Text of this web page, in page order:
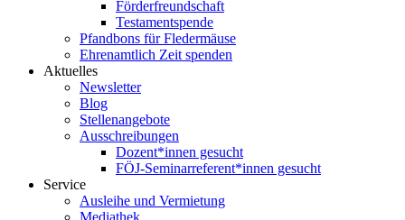
Förderfreundschaft
Testamentspende
Pfandbons für Fledermäuse
Ehrenamtlich Zeit spenden
Aktuelles
Newsletter
Blog
Stellenangebote
Ausschreibungen
Dozent*innen gesucht
FÖJ-Seminarreferent*innen gesucht
Service
Ausleihe und Vermietung
Mediathek